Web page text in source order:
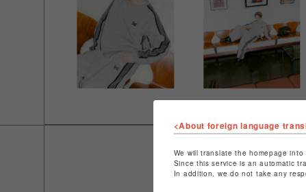
<About foreign language
We will translate the homepage
Since this service is an automatic
In addition, we do not take any